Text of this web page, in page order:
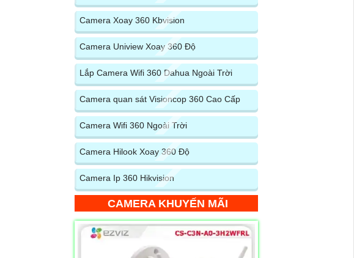
Camera Xoay 360 Kbvision
Camera Uniview Xoay 360 Độ
Lắp Camera Wifi 360 Dahua Ngoài Trời
Camera quan sát Visioncop 360 Cao Cấp
Camera Wifi 360 Ngoài Trời
Camera Hilook Xoay 360 Độ
Camera Ip 360 Hikvision
CAMERA KHUYẾN MÃI